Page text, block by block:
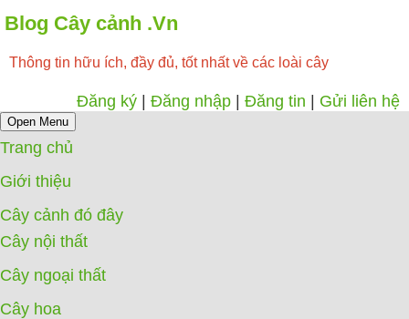
Blog Cây cảnh .Vn
Thông tin hữu ích, đầy đủ, tốt nhất về các loài cây
Đăng ký Đăng nhập Đăng tin Gửi liên hệ
Open Menu
Trang chủ
Giới thiệu
Cây cảnh đó đây
Cây nội thất
Cây ngoại thất
Cây hoa